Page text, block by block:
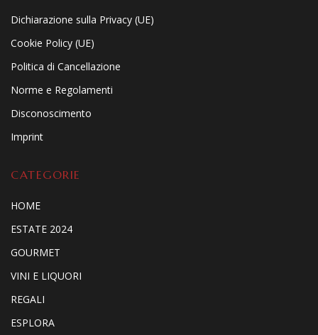
Dichiarazione sulla Privacy (UE)
Cookie Policy (UE)
Politica di Cancellazione
Norme e Regolamenti
Disconoscimento
Imprint
CATEGORIE
HOME
ESTATE 2024
GOURMET
VINI E LIQUORI
REGALI
ESPLORA